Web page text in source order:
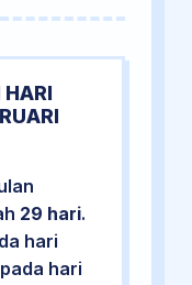
29 hari.
hari
hari